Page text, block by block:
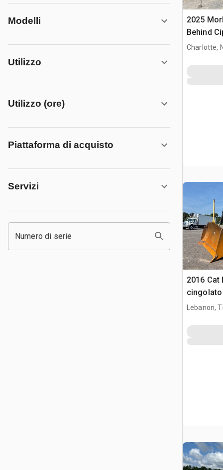
Modelli
Utilizzo
Utilizzo (ore)
Piattaforma di acquisto
Servizi
Numero di serie
2025
Behind
Charlotte,
2016 Cat
cingolato
Lebanon,